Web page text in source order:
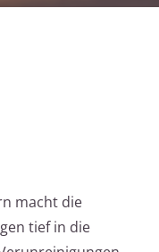
macht die
tief in die